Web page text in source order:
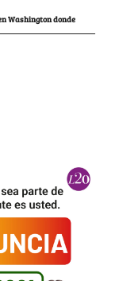
Washington donde